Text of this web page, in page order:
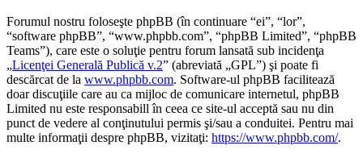
Forumul nostru foloseşte phpBB (în continuare “ei”, “lor”,
“software phpBB”, “www.phpbb.com”, “phpBB Limited”, “phpBB
Teams”), care este o soluţie pentru forum lansată sub incidenţa
„Licenţei Generală Publică v.2” (abreviată „GPL”) şi poate fi
descărcat de la www.phpbb.com. Software-ul phpBB facilitează
doar discuţiile care au ca mijloc de comunicare internetul, phpBB
Limited nu este responsabill în ceea ce site-ul acceptă sau nu din
punct de vedere al conţinutului permis şi/sau a conduitei. Pentru mai
multe informaţii despre phpBB, vizitaţi: https://www.phpbb.com/.